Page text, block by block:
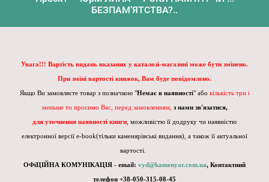
БЕЗПАМ’ЯТСТВА?..
Увага!!! Вартість видань вказаних у каталозі-магазині може бути змінено.
При зміні вартості книжок, Вам буде повідомлено.
Якщо Ви замовляєте товар з позначкою "Немає в наявності" або кількість три і
меньше то просимо Вас, перед замовленням, з нами зв'язатися,
для уточнення наявності книги , можливістю її додруку чи наявністю
електронної версії e-book(тільки каменярівські видання), а також її актуальної
вартості.
ОФіЦІЙНА КОМУНІКАЦІЯ - email: vyd@kamenyar.com.ua, Контактний
телефон +38-050-315-08-45